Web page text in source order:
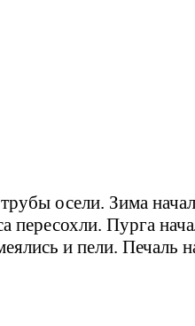
осели. Зима
пересохли. Пурга
и пели. Печаль